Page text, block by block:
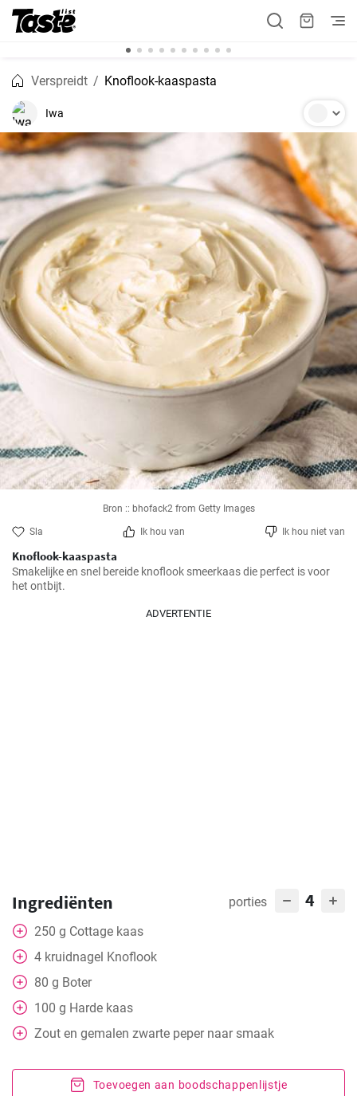
Verspreidt Knoflook-kaaspasta
Iwa
Bron :: bhofack2 from Getty Images
Sla Ik hou van Ik hou niet van
Knoflook-kaaspasta
Smakelijke en snel bereide knoflook smeerkaas die perfect is voor
het ontbijt.
ADVERTENTIE
Ingrediënten porties 4
250 g Cottage kaas
4 kruidnagel Knoflook
80 g Boter
100 g Harde kaas
Zout en gemalen zwarte peper naar smaak
Toevoegen aan boodschappenlijstje